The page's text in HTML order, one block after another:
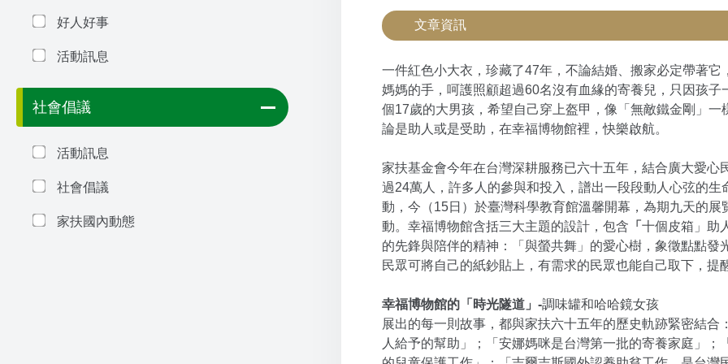
好人好事
活動訊息
社會倡議
活動訊息
社會倡議
家扶國內動態
文章資訊
一件紅色小大衣，珍藏了47年，不論結婚、搬家必定帶著
媽媽的手，呵護照顧超過60名沒有血緣的寄養兒，只因孩
個17歲的大男孩，希望自己穿上盔甲，像「無敵鐵金剛」
論是助人或是受助，在幸福博物館裡，快樂啟航。
家扶基金會今年在台灣深耕服務已六十五年，結合廣大愛
過24萬人，許多人的參與和投入，譜出一段段動人心弦的
動，今（15日）於臺灣科學教育館溫馨開幕，為期九天的
動。幸福博物館含括三大主題的設計，包含 「 十個皮箱」助
的先鋒與陪伴的精神：「與螢共舞」的愛心樹，象徵點點
民眾可將自己的紙鈔貼上，有需求的民眾也能自己取下，提
幸福博物館的「時光隧道」-調味罐和哈哈鏡女孩
展出的每一則故事，都與家扶六十五年的歷史軌跡緊密結
人給予的幫助」；「安娜媽咪是台灣第一批的寄養家庭」